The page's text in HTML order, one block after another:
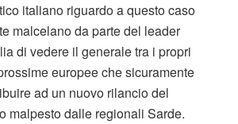
italiano riguardo a questo caso
malcelano da parte del leader
di vedere il generale tra i propri
europee che sicuramente
ad un nuovo rilancio del
malpesto dalle regionali Sarde.